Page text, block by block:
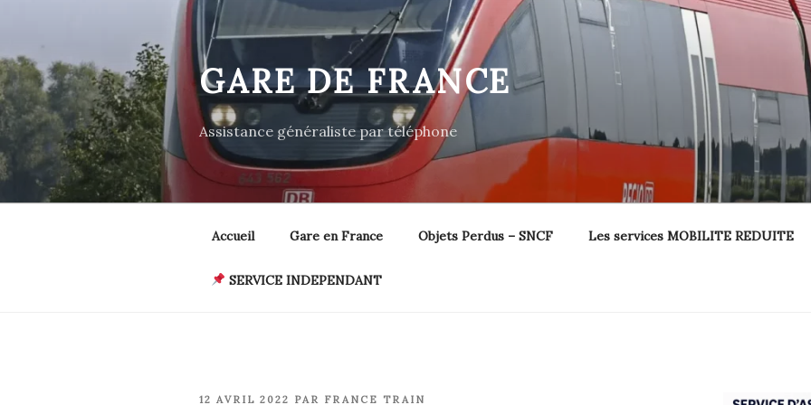
contenu
principal
GARE DE FRANCE
Assistance généraliste par téléphone
Accueil Gare en France Objets Perdus – SNCF Les services MOBILITE REDUITE
SERVICE INDEPENDANT
PUBLIÉ
12 AVRIL 2022 PAR FRANCE TRAIN